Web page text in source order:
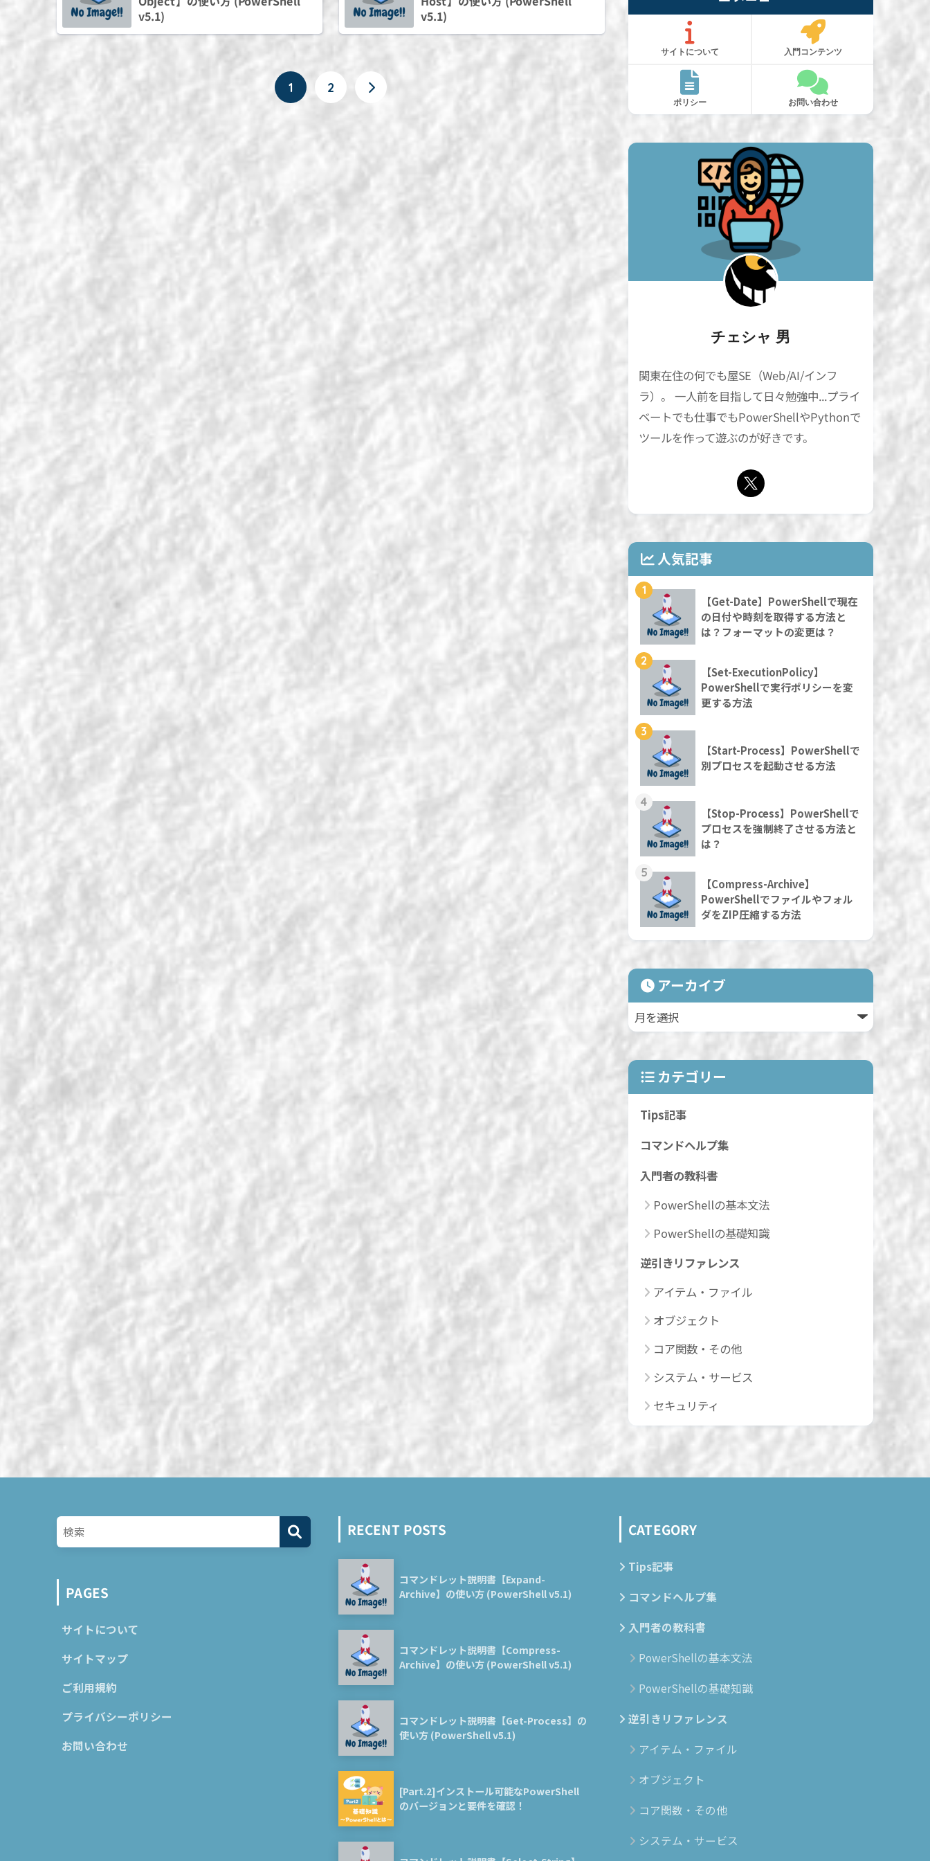
v5.1) v5.1)
1 2
サイトについて 入門コンテンツ
ポリシー お問い合わせ
チェシャ 男
関東在住の何でも屋SE（Web/AI/インフ
ラ）。 一人前を目指して日々勉強中...プライ
ベートでも仕事でもPowerShellやPythonで
ツールを作って遊ぶのが好きです。
人気記事
1
【Get-Date】PowerShellで現在
の日付や時刻を取得する方法と
は？フォーマットの変更は？
2
【Set-ExecutionPolicy】
PowerShellで実行ポリシーを変
更する方法
3
【Start-Process】PowerShellで
別プロセスを起動させる方法
4
【Stop-Process】PowerShellで
プロセスを強制終了させる方法と
は？
5
【Compress-Archive】
PowerShellでファイルやフォル
ダをZIP圧縮する方法
アーカイブ
カテゴリー
Tips記事
コマンドヘルプ集
入門者の教科書
PowerShellの基本文法
PowerShellの基礎知識
逆引きリファレンス
アイテム・ファイル
オブジェクト
コア関数・その他
システム・サービス
セキュリティ
PAGES
サイトについて
サイトマップ
ご利用規約
プライバシーポリシー
お問い合わせ
RECENT POSTS
コマンドレット説明書【Expand-
Archive】の使い方 (PowerShell v5.1)
コマンドレット説明書【Compress-
Archive】の使い方 (PowerShell v5.1)
コマンドレット説明書【Get-Process】の
使い方 (PowerShell v5.1)
[Part.2]インストール可能なPowerShell
のバージョンと要件を確認！
CATEGORY
Tips記事
コマンドヘルプ集
入門者の教科書
PowerShellの基本文法
PowerShellの基礎知識
逆引きリファレンス
アイテム・ファイル
オブジェクト
コア関数・その他
システム・サービス